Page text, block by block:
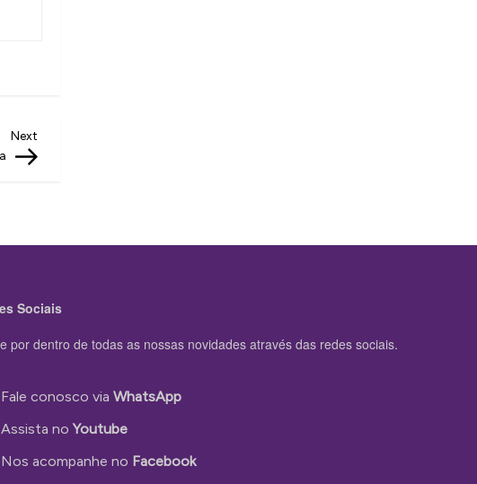
Post
Next
Sociais
por dentro de todas as nossas novidades através das redes sociais.
Fale conosco via WhatsApp
Assista noYoutube
Nos acompanhe no Facebook